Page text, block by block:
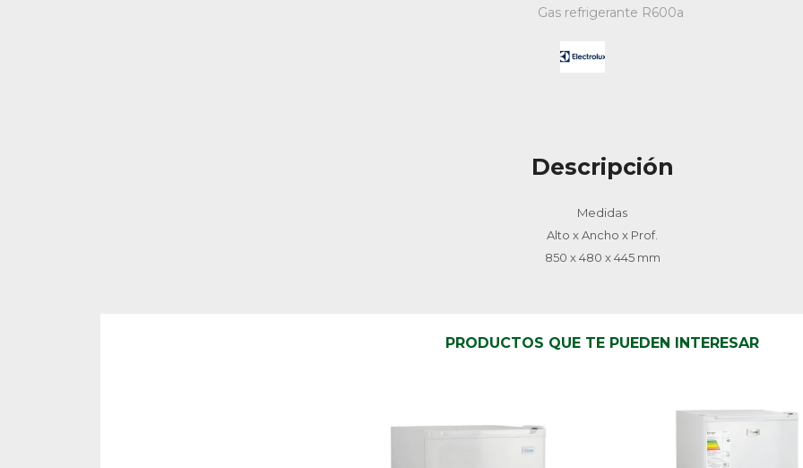
Gas refrigerante R600a
Descripción
Medidas
Alto x Ancho x Prof.
850 x 480 x 445 mm
PRODUCTOS QUE TE PUEDEN INTERESAR